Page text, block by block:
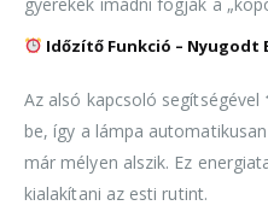
Időzítő Funkció – Nyugodt
Az alsó kapcsoló segítségével
be, így a lámpa
már mélyen alszik. Ez
kialakítani az esti rutint.